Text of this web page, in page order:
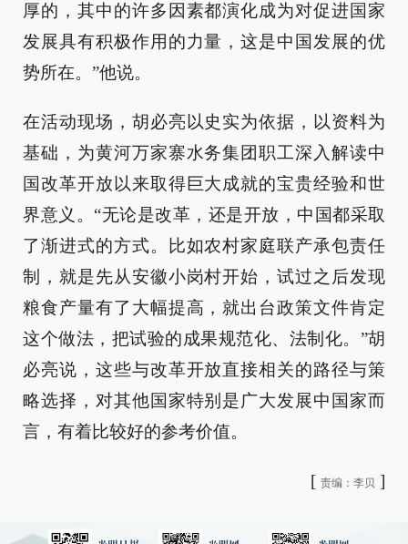
厚的，其中的许多因素都演化成为对促进国家
发展具有积极作用的力量，这是中国发展的优
势所在。”他说。
在活动现场，胡必亮以史实为依据，以资料为
基础，为黄河万家寨水务集团职工深入解读中
国改革开放以来取得巨大成就的宝贵经验和世
界意义。“无论是改革，还是开放，中国都采取
了渐进式的方式。比如农村家庭联产承包责任
制，就是先从安徽小岗村开始，试过之后发现
粮食产量有了大幅提高，就出台政策文件肯定
这个做法，把试验的成果规范化、法制化。”胡
必亮说，这些与改革开放直接相关的路径与策
略选择，对其他国家特别是广大发展中国家而
言，有着比较好的参考价值。
[ 责编：李贝 ]